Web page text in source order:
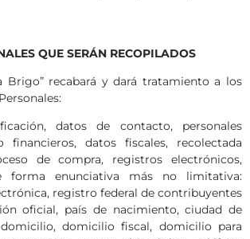
QUE SERÁN RECOPILADOS
Brigo” recabará y dará tratamiento a los
datos de contacto, personales
financieros, datos fiscales, recolectada
de compra, registros electrónicos,
forma enunciativa más no limitativa:
registro federal de contribuyentes
oficial, país de nacimiento, ciudad de
domicilio fiscal, domicilio para